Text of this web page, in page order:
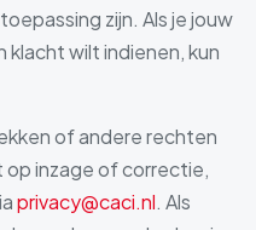
zijn. Als je jouw
wilt indienen, kun
of andere rechten
inzage of correctie,
privacy@caci.nl. Als